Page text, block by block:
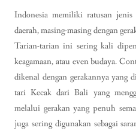
Indonesia memiliki ratusan jenis
daerah, masing-masing dengan
Tarian-tarian ini sering kali
keagamaan, atau even budaya.
dikenal dengan gerakannya yang
tari Kecak dari Bali yang
melalui gerakan yang penuh
juga sering digunakan sebagai